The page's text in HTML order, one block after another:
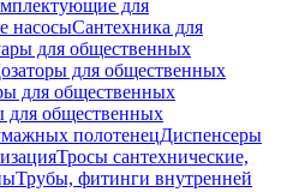
для
насосыСантехника для
для общественных
для общественных
для общественных
для общественных
полотенецДиспенсеры
Тросы сантехнические,
Трубы, фитинги внутренней